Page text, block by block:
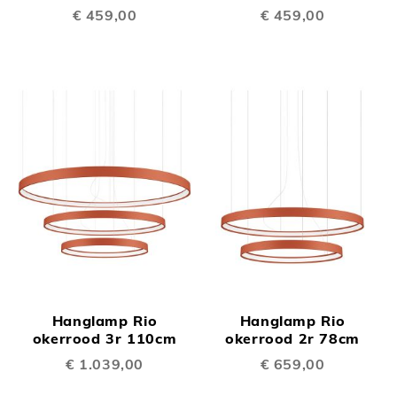
€ 459,00
€ 459,00
Hanglamp Rio
okerrood 3r 110cm
€ 1.039,00
Hanglamp Rio
okerrood 2r 78cm
€ 659,00